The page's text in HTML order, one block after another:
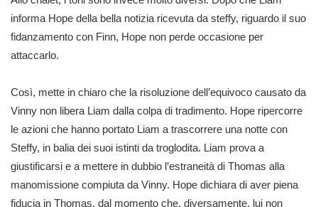
informa Hope della bella notizia ricevuta da steffy, riguardo il suo
fidanzamento con Finn, Hope non perde occasione per
attaccarlo.
Così, mette in chiaro che la risoluzione dell’equivoco causato da
Vinny non libera Liam dalla colpa di tradimento. Hope ripercorre
le azioni che hanno portato Liam a trascorrere una notte con
Steffy, in balia dei suoi istinti da troglodita. Liam prova a
giustificarsi e a mettere in dubbio l’estraneità di Thomas alla
manomissione compiuta da Vinny. Hope dichiara di aver piena
fiducia in Thomas, dal momento che, diversamente, lui non